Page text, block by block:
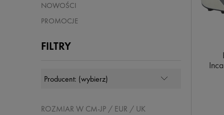
NOWOŚCI
PROMOCJE
FILTRY
ROZMIAR W CM-JP / EUR / UK